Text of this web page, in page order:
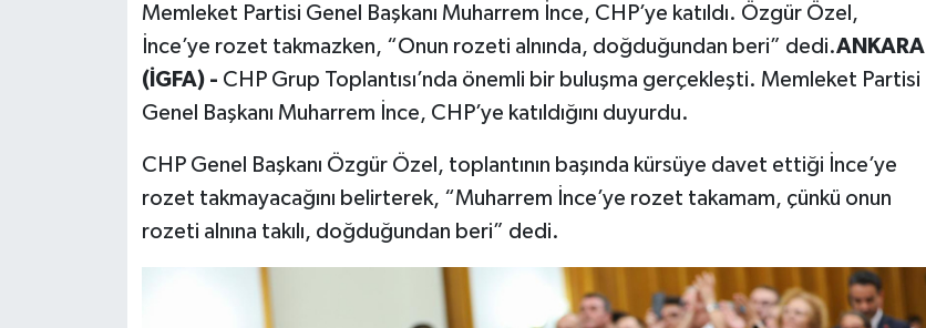
Memleket Partisi Genel Başkanı Muharrem İnce, CHP’ye katıldı. Özgür Özel,
İnce’ye rozet takmazken, “Onun rozeti alnında, doğduğundan beri” dedi.ANKARA
(İGFA) - CHP Grup Toplantısı’nda önemli bir buluşma gerçekleşti. Memleket Partisi
Genel Başkanı Muharrem İnce, CHP’ye katıldığını duyurdu.
CHP Genel Başkanı Özgür Özel, toplantının başında kürsüye davet ettiği İnce’ye
rozet takmayacağını belirterek, “Muharrem İnce’ye rozet takamam, çünkü onun
rozeti alnına takılı, doğduğundan beri” dedi.